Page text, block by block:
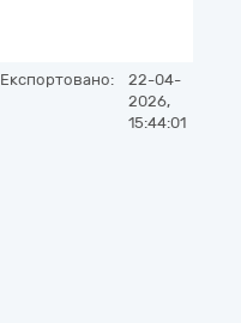
Експортовано:
22-04-
2026,
15:44:01